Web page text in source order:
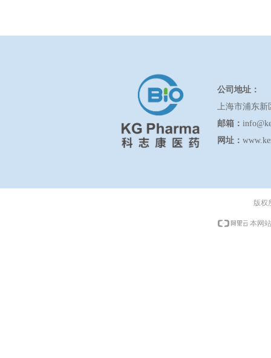
公司地址：
上海市浦东新
邮箱：
网址：
版权
本网